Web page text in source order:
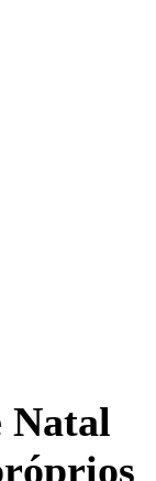
Natal